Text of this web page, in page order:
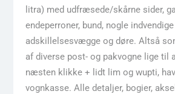
litra) med udfræsede/skårne sider,
endeperroner, bund, nogle indvendige
adskillelsesvægge og døre. Altså
af diverse post- og pakvogne lige til
næsten klikke + lidt lim og wupti,
vognkasse. Alle detaljer, bogier,